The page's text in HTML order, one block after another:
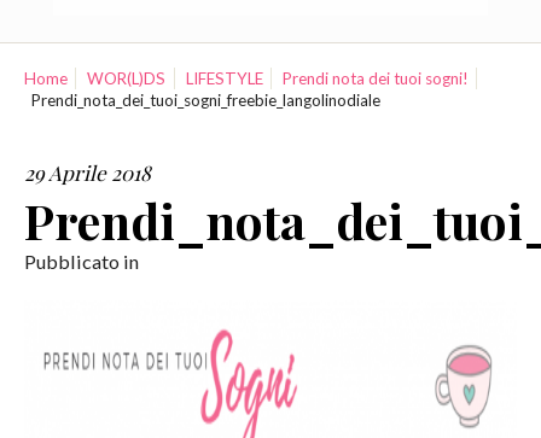
WOR(L)DS
COLLABORAZIONI
Home WOR(L)DS LIFESTYLE
Prendi nota dei tuoi sogni!
Prendi_nota_dei_tuoi_sogni_freebie_langolinodiale
29 Aprile 2018
Pubblicato in